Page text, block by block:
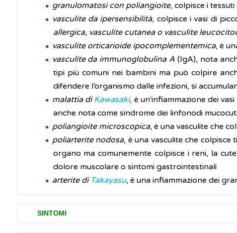
granulomatosi con poliangioite, colpisce i
vasculite da ipersensibilità, colpisce i vasi di
allergica, vasculite cutanea o vasculite
vasculite orticarioide ipocomplementemica, è
vasculite da immunoglobulina A (IgA), nota
tipi più comuni nei bambini ma può colpire
difendere l’organismo dalle infezioni, si
malattia diKawasaki, è un'infiammazione dei
anche nota come sindrome dei linfonodi
poliangioite microscopica, è una vasculite che
poliarterite nodosa, è una vasculite che
organo ma comunemente colpisce i reni, la
dolore muscolare o sintomi gastrointestinali
arterite di Takayasu, è una infiammazione dei
SINTOMI